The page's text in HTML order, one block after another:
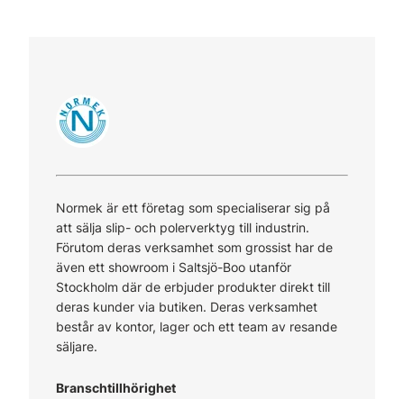
Normek är ett företag som specialiserar sig på
att sälja slip- och polerverktyg till industrin.
Förutom deras verksamhet som grossist har de
även ett showroom i Saltsjö-Boo utanför
Stockholm där de erbjuder produkter direkt till
deras kunder via butiken. Deras verksamhet
består av kontor, lager och ett team av resande
säljare.
Branschtillhörighet